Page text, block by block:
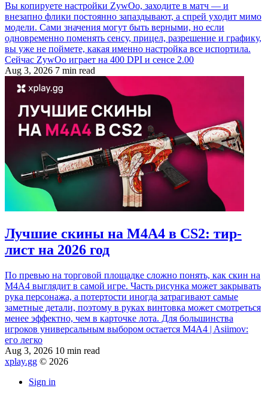
Вы копируете настройки ZywOo, заходите в матч — и
внезапно флики постоянно запаздывают, а спрей уходит мимо
модели. Сами значения могут быть верными, но если
одновременно поменять сенсу, прицел, разрешение и графику,
вы уже не поймете, какая именно настройка все испортила.
Сейчас ZywOo играет на 400 DPI и сенсе 2.00
Aug 3, 2026 7 min read
Лучшие скины на M4A4 в CS2: тир-
лист на 2026 год
По превью на торговой площадке сложно понять, как скин на
M4A4 выглядит в самой игре. Часть рисунка может закрывать
рука персонажа, а потертости иногда затрагивают самые
заметные детали, поэтому в руках винтовка может смотреться
менее эффектно, чем в карточке лота. Для большинства
игроков универсальным выбором остается M4A4 | Asiimov:
его легко
Aug 3, 2026 10 min read
xplay.gg © 2026
Sign in